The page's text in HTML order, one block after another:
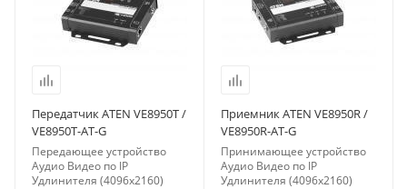
Передатчик ATEN VE8950T /
VE8950T-AT-G
Передающее устройство
Аудио Видео по IP
Удлинителя (4096x2160)
Приемник ATEN VE8950R /
VE8950R-AT-G
Принимающее устройство
Аудио Видео по IP
Удлинителя (4096x2160)